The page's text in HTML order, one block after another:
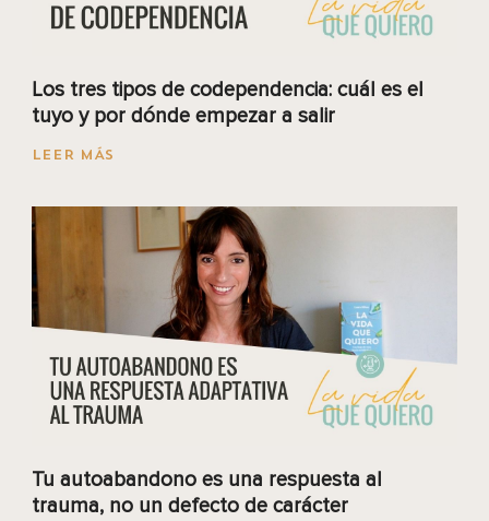
Los tres tipos de codependencia: cuál es el
tuyo y por dónde empezar a salir
LEER MÁS
Tu autoabandono es una respuesta al
trauma, no un defecto de carácter